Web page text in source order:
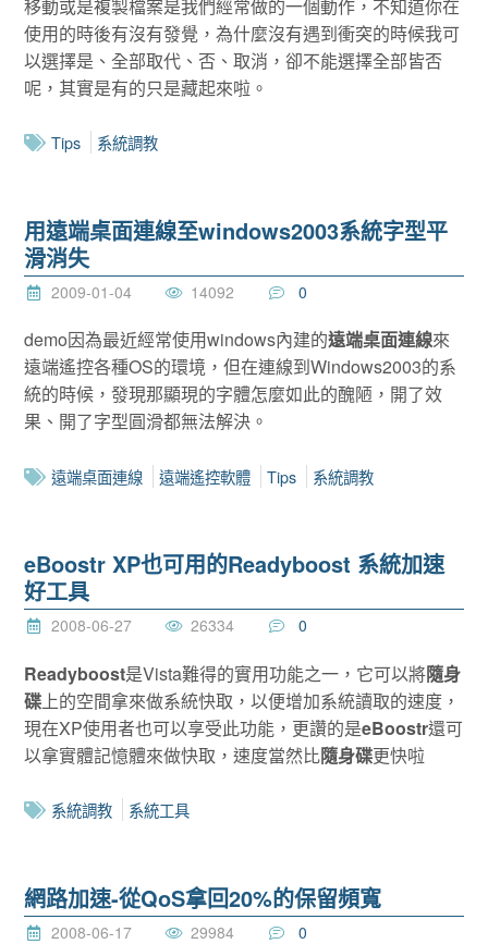
移動或是複製檔案是我們經常做的一個動作，不知道你在
使用的時後有沒有發覺，為什麼沒有遇到衝突的時候我可
以選擇是、全部取代、否、取消，卻不能選擇全部皆否
呢，其實是有的只是藏起來啦。
Tips 系統調教
用遠端桌面連線至windows2003系統字型平
滑消失
2009-01-04 14092 0
demo因為最近經常使用windows內建的遠端桌面連線來
遠端遙控各種OS的環境，但在連線到Windows2003的系
統的時候，發現那顯現的字體怎麼如此的醜陋，開了效
果、開了字型圓滑都無法解決。
遠端桌面連線 遠端遙控軟體 Tips 系統調教
eBoostr XP也可用的Readyboost 系統加速
好工具
2008-06-27 26334 0
Readyboost是Vista難得的實用功能之一，它可以將隨身
碟上的空間拿來做系統快取，以便增加系統讀取的速度，
現在XP使用者也可以享受此功能，更讚的是eBoostr還可
以拿實體記憶體來做快取，速度當然比隨身碟更快啦
系統調教 系統工具
網路加速-從QoS拿回20%的保留頻寬
2008-06-17 29984 0